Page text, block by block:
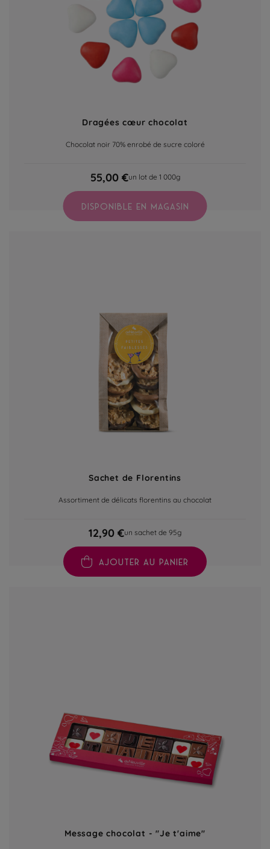
Dragées cœur chocolat
Chocolat noir 70% enrobé de sucre coloré
55,00 €un lot de 1 000g
DISPONIBLE EN MAGASIN
Sachet de Florentins
Assortiment de délicats florentins au chocolat
12,90 €un sachet de 95g
AJOUTER AU PANIER
Message chocolat - "Je t'aime"